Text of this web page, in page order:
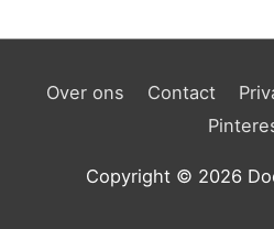
Over ons Contact
Copyright © 2026